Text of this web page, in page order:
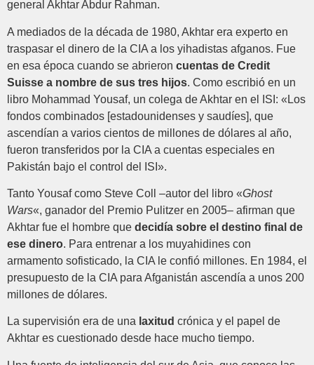
general Akhtar Abdur Rahman.
A mediados de la década de 1980, Akhtar era experto en
traspasar el dinero de la CIA a los yihadistas afganos. Fue
en esa época cuando se abrieron cuentas de Credit
Suisse a nombre de sus tres hijos. Como escribió en un
libro Mohammad Yousaf, un colega de Akhtar en el ISI: «Los
fondos combinados [estadounidenses y saudíes], que
ascendían a varios cientos de millones de dólares al año,
fueron transferidos por la CIA a cuentas especiales en
Pakistán bajo el control del ISI».
Tanto Yousaf como Steve Coll –autor del libro «Ghost
Wars«, ganador del Premio Pulitzer en 2005– afirman que
Akhtar fue el hombre que decidía sobre el destino final de
ese dinero. Para entrenar a los muyahidines con
armamento sofisticado, la CIA le confió millones. En 1984, el
presupuesto de la CIA para Afganistán ascendía a unos 200
millones de dólares.
La supervisión era de una laxitud crónica y el papel de
Akhtar es cuestionado desde hace mucho tiempo.